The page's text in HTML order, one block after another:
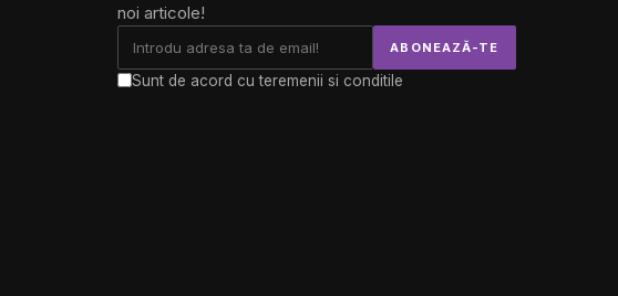
noi articole!
Sunt de acord cu teremenii si conditile